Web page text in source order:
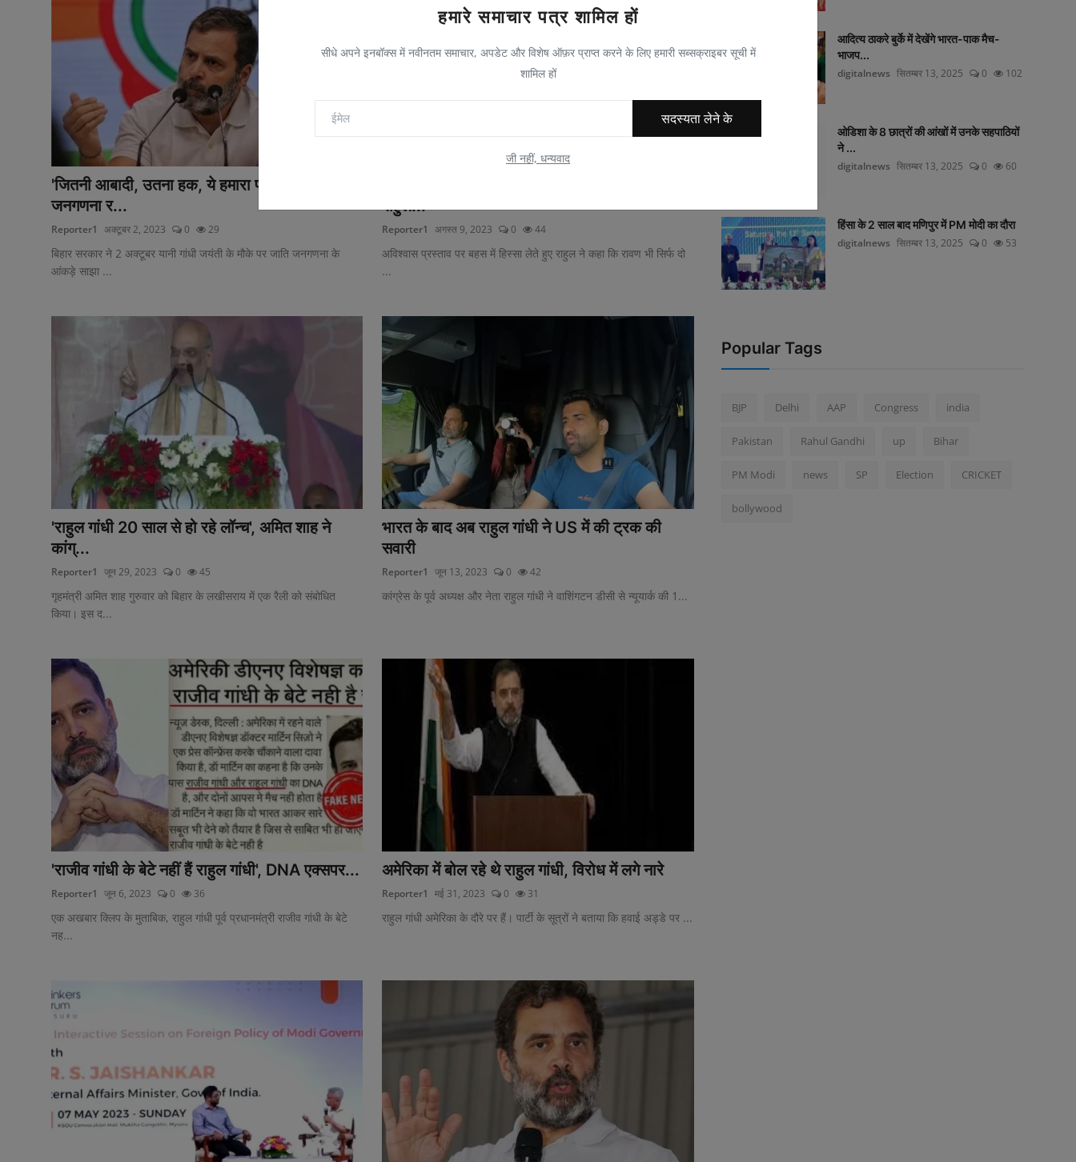
हमारे समाचार पत्र शामिल हों
सीधे अपने इनबॉक्स में नवीनतम समाचार, अपडेट और विशेष ऑफ़र प्राप्त करने के लिए हमारी सब्सक्राइबर सूची में
शामिल हों
सदस्यता लेने के
जी नहीं, धन्यवाद
'जितनी आबादी, उतना हक, ये हमारा प्रण है', जाति
जनगणना र...
Reporter1 अक्टूबर 2, 2023 0 29
बिहार सरकार ने 2 अक्टूबर यानी गांधी जयंती के मौके पर जाति जनगणना के
आंकड़े साझा ...
राहुल...
Reporter1 अगस्त 9, 2023 0 44
अविश्‍वास प्रस्‍ताव पर बहस में हिस्सा लेते हुए राहुल ने कहा कि रावण भी सिर्फ दो
...
'राहुल गांधी 20 साल से हो रहे लॉन्च', अमित शाह ने
कांग्...
Reporter1 जून 29, 2023 0 45
गृहमंत्री अमित शाह गुरुवार को बिहार के लखीसराय में एक रैली को संबोधित
किया। इस द...
भारत के बाद अब राहुल गांधी ने US में की ट्रक की
सवारी
Reporter1 जून 13, 2023 0 42
कांग्रेस के पूर्व अध्यक्ष और नेता राहुल गांधी ने वाशिंगटन डीसी से न्यूयार्क की 1...
'राजीव गांधी के बेटे नहीं हैं राहुल गांधी', DNA एक्सपर...
Reporter1 जून 6, 2023 0 36
एक अखबार क्लिप के मुताबिक, राहुल गांधी पूर्व प्रधानमंत्री राजीव गांधी के बेटे
नह...
अमेरिका में बोल रहे थे राहुल गांधी, विरोध में लगे नारे
Reporter1 मई 31, 2023 0 31
राहुल गांधी अमेरिका के दौरे पर हैं। पार्टी के सूत्रों ने बताया कि हवाई अड्डे पर ...
आदित्य ठाकरे बुर्के में देखेंगे भारत-पाक मैच-
भाजप...
digitalnews सितम्बर 13, 2025 0 102
ओडिशा के 8 छात्रों की आंखों में उनके सहपाठियों
ने ...
digitalnews सितम्बर 13, 2025 0 60
हिंसा के 2 साल बाद मणिपुर में PM मोदी का दौरा
digitalnews सितम्बर 13, 2025 0 53
Popular Tags
BJP Delhi AAP Congress india
Pakistan Rahul Gandhi up Bihar
PM Modi news SP Election CRICKET
bollywood